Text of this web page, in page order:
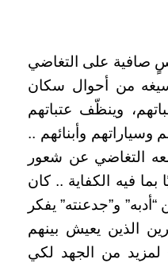
صافية على التغاضي
من أحوال سكان
وينظّف عتباتهم
وسياراتهم وأبنائهم ..
التغاضي عن شعور
بما فيه الكفاية .. كان
و”جدعنته” يفكر
الذين يعيش بينهم
لمزيد من الجهد لكي